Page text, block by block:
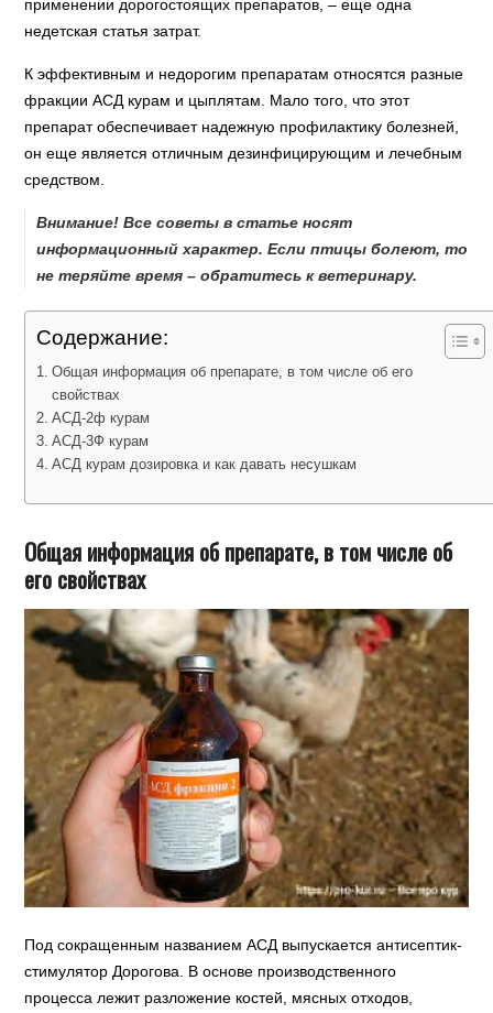
применении дорогостоящих препаратов, – еще одна
недетская статья затрат.
К эффективным и недорогим препаратам относятся разные
фракции АСД курам и цыплятам. Мало того, что этот
препарат обеспечивает надежную профилактику болезней,
он еще является отличным дезинфицирующим и лечебным
средством.
Внимание! Все советы в статье носят
информационный характер. Если птицы болеют, то
не теряйте время – обратитесь к ветеринару.
Содержание:
Общая информация об препарате, в том числе об его
свойствах
АСД-2ф курам
АСД-3Ф курам
АСД курам дозировка и как давать несушкам
Общая информация об препарате, в том числе об
его свойствах
Под сокращенным названием АСД выпускается антисептик-
стимулятор Дорогова. В основе производственного
процесса лежит разложение костей, мясных отходов,